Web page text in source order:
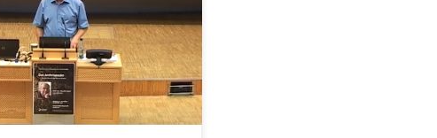
(Achgut) zu entkommen.
ist, beurteilt die
[…]